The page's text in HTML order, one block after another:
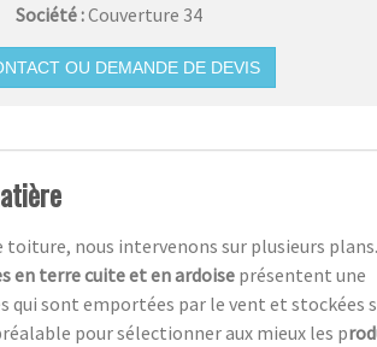
Société :Couverture 34
OU DEMANDE DE DEVIS
toiture, nous intervenons sur plusieurs
en terre cuite et en ardoiseprésentent une
qui sont emportées par le vent et stockées
pour sélectionner aux mieux les p